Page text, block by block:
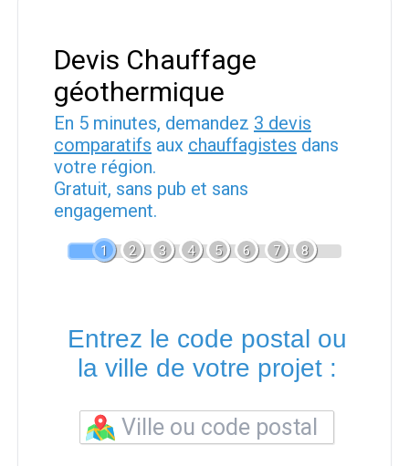
Devis Chauffage
géothermique
En 5 minutes, demandez 3 devis
comparatifs aux chauffagistes dans
votre région.
Gratuit, sans pub et sans
engagement.
1 2 3 4 5 6 7 8
Entrez le code postal ou
la ville de votre projet :